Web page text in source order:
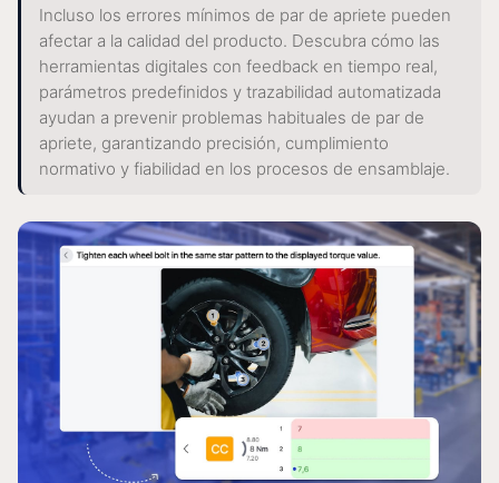
Incluso los errores mínimos de par de apriete pueden
afectar a la calidad del producto. Descubra cómo las
herramientas digitales con feedback en tiempo real,
parámetros predefinidos y trazabilidad automatizada
ayudan a prevenir problemas habituales de par de
apriete, garantizando precisión, cumplimiento
normativo y fiabilidad en los procesos de ensamblaje.